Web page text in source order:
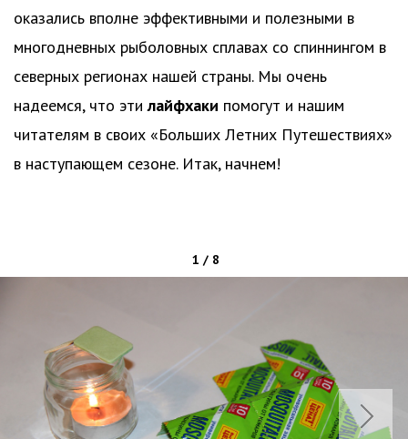
оказались вполне эффективными и полезными в
многодневных рыболовных сплавах со спиннингом в
северных регионах нашей страны. Мы очень
надеемся, что этилайфхаки помогут и нашим
читателям в своих «Больших Летних Путешествиях»
в наступающем сезоне. Итак, начнем!
1 / 8